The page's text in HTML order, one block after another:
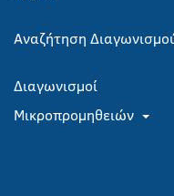
Αναζήτηση
Διαγωνισμοί
Μικροπρομηθειών